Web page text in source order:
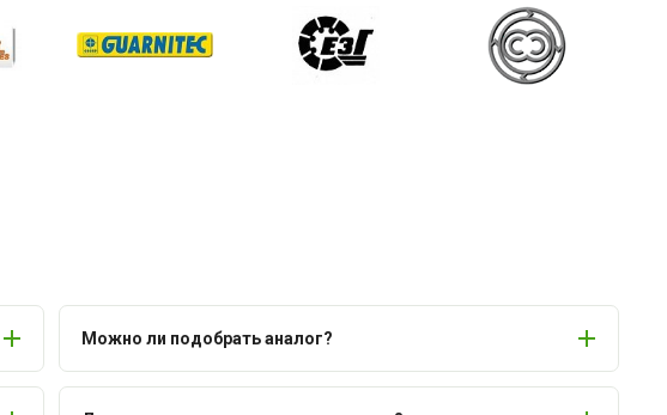
Можно ли подобрать аналог?